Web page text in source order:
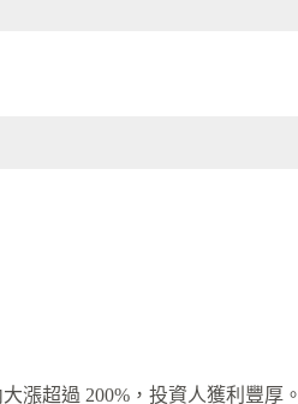
漲超過 200%，投資人獲利豐厚。